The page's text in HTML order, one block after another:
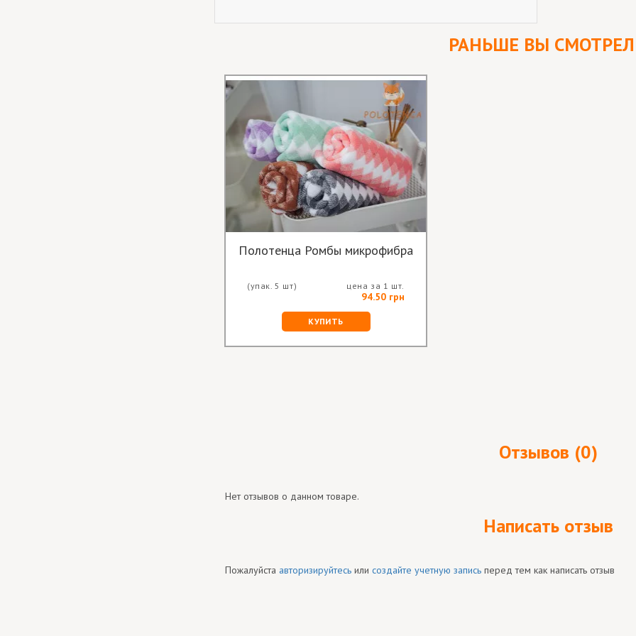
РАНЬШЕ ВЫ
Полотенца Ромбы микрофибра
(упак. 5 шт) цена за 1 шт.
94.50 грн
КУПИТЬ
Отзывов (0)
Нет отзывов о данном товаре.
Написать отзыв
Пожалуйста авторизируйтесь или создайте учетную запись перед тем как написать отзыв